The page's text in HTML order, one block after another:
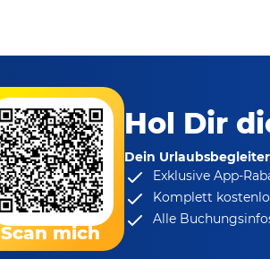
Scan mich
Hol Dir
Dein
Exklusive App-
Komplett
Alle